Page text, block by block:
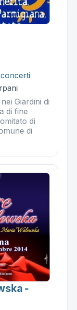
Giardini di
di fine
di
di
-